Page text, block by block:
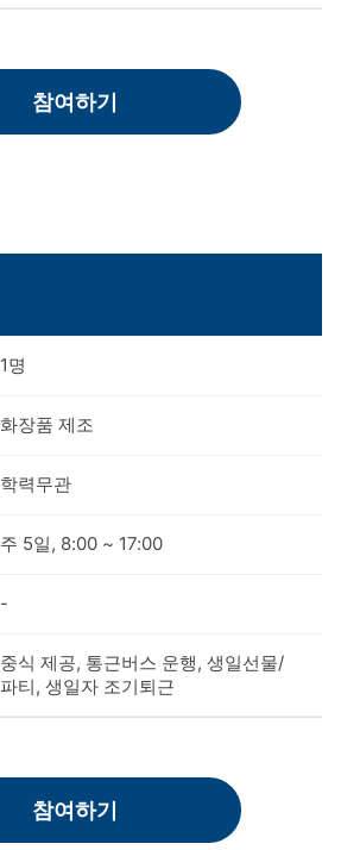
참여하기
1명
화장품 제조
학력무관
주 5일, 8:00 ~ 17:00
-
중식 제공, 통근버스 운행, 생일선물/
파티, 생일자 조기퇴근
참여하기